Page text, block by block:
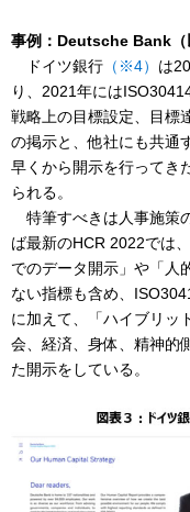
事例：Deutsche Bank（
ドイツ銀行 （※4） は
り、2021年には
戦略上の目標設定、目標
の掲示と、他社にも共通
早くから開示を行ってき
られる。
特筆すべきは人事施策
ば最新のHCR 2022では
でのデータ開示」や「人
ない指標も含め、
に加えて、「ハイブリッ
会、経済、身体、精神的
た開示をしている。